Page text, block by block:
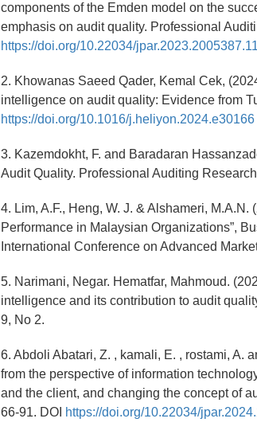
components of the Emden model on the
emphasis on audit quality. Professional
https://doi.org/10.22034/
2. Khowanas Saeed Qader, Kemal Cek,
intelligence on audit quality: Evidence from
https://doi.org/10.1016/j.heliyon.2024.e30166
3. Kazemdokht, F. and Baradaran
Audit Quality. Professional Auditing
4. Lim, A.F., Heng, W. J. & Alshameri,
Performance in Malaysian Organizations”,
International Conference on Advanced
5. Narimani, Negar. Hematfar, Mahmoud.
intelligence and its contribution to audit
9, No 2.
6. Abdoli Abatari, Z. , kamali, E. , rostami, A.
from the perspective of information
and the client, and changing the concept of
66-91. DOI https://doi.org/10.22034/